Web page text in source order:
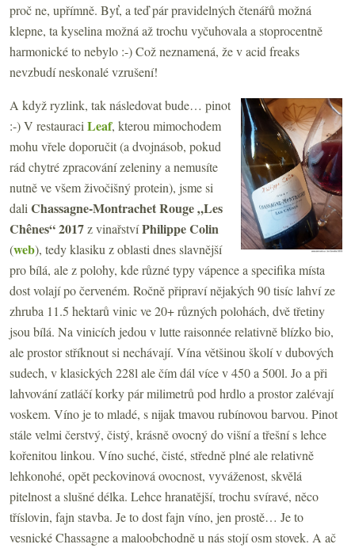
proč ne, upřímně. Byť, a teď pár pravidelných čtenářů možná
klepne, ta kyselina možná až trochu vyčuhovala a stoprocentně
harmonické to nebylo :-) Což neznamená, že v acid freaks
nevzbudí neskonalé vzrušení!
A když ryzlink, tak následovat bude… pinot
:-) V restauraci Leaf, kterou mimochodem
mohu vřele doporučit (a dvojnásob, pokud
rád chytré zpracování zeleniny a nemusíte
nutně ve všem živočišný protein), jsme si
dali Chassagne-Montrachet Rouge „Les
Chênes“ 2017z vinařstvíPhilippe Colin
(web), tedy klasiku z oblasti dnes slavnější
pro bílá, ale z polohy, kde různé typy vápence a specifika místa
dost volají po červeném. Ročně připraví nějakých 90 tisíc lahví ze
zhruba 11.5 hektarů vinic ve 20+ různých polohách, dvě třetiny
jsou bílá. Na vinicích jedou v lutte raisonnée relativně blízko bio,
ale prostor stříknout si nechávají. Vína většinou školí v dubových
sudech, v klasických 228l ale čím dál více v 450 a 500l. Jo a při
lahvování zatláčí korky pár milimetrů pod hrdlo a prostor zalévají
voskem. Víno je to mladé, s nijak tmavou rubínovou barvou. Pinot
stále velmi čerstvý, čistý, krásně ovocný do višní a třešní s lehce
kořenitou linkou. Víno suché, čisté, středně plné ale relativně
lehkonohé, opět peckovinová ovocnost, vyváženost, skvělá
pitelnost a slušné délka. Lehce hranatější, trochu svíravé, něco
tříslovin, fajn stavba. Je to dost fajn víno, jen prostě… Je to
vesnické Chassagne a maloobchodně u nás stojí osm stovek. A ač